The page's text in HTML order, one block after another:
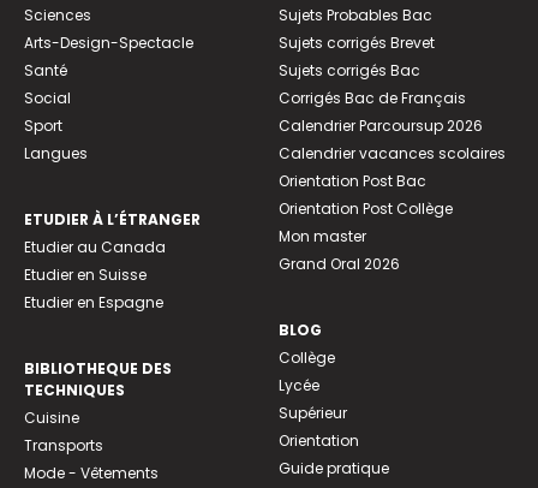
Sciences
Arts-Design-Spectacle
Santé
Social
Sport
Langues
ETUDIER À L’ÉTRANGER
Etudier au Canada
Etudier en Suisse
Etudier en Espagne
BIBLIOTHEQUE DES
TECHNIQUES
Cuisine
Transports
Mode - Vêtements
Sujets Probables Bac
Sujets corrigés Brevet
Sujets corrigés Bac
Corrigés Bac de Français
Calendrier Parcoursup 2026
Calendrier vacances scolaires
Orientation Post Bac
Orientation Post Collège
Mon master
Grand Oral 2026
BLOG
Collège
Lycée
Supérieur
Orientation
Guide pratique